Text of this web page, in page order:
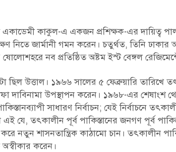
একাডেমী কাকুল-এ একজন প্রশিক্ষক-এর দায়িত্ব
নিতে জার্মানী গমন করেন। চতুর্থত, তিনি
ষোলোশহরে নব প্রতিষ্ঠিত অষ্টম ইস্ট বেঙ্গল
উত্তাল। ১৯৬৬ সালের ৫ ফেব্রুয়ারি তারিখে
দাবিনামা উপস্থাপন করেন। ১৯৬৮-এর
সাধারণ নির্বাচন; যেই নির্বাচনে
যে, তৎকালীন পূর্ব পাকিস্তানের জনগণ পূর্ব
নতুন শাসনতান্ত্রিক কাঠামো চান। তৎকালীন
করেন।